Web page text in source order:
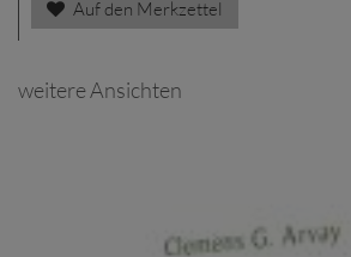
Auf den Merkzettel
weitere Ansichten